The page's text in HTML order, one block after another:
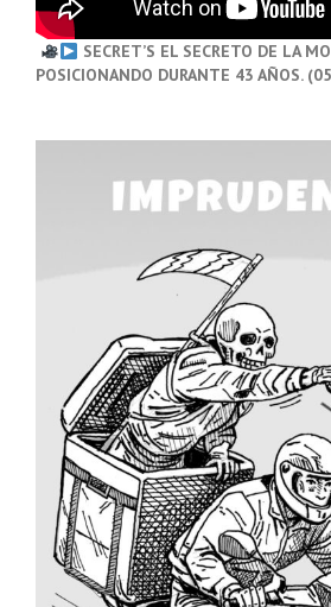
SECRET’S EL SECRETO DE LA
POSICIONANDO DURANTE 43 AÑOS.